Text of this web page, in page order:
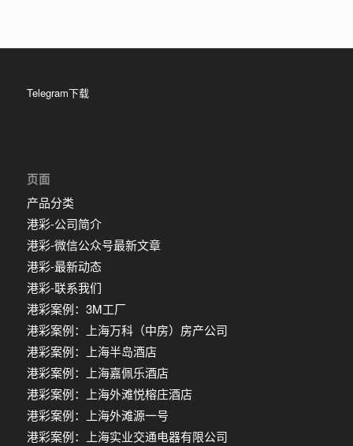
Telegram下载
页面
产品分类
港彩-公司简介
港彩-微信公众号最新文章
港彩-最新动态
港彩-联系我们
港彩案例：3M工厂
港彩案例：上海万科（中房）房产公司
港彩案例：上海半岛酒店
港彩案例：上海嘉佩乐酒店
港彩案例：上海外滩悦榕庄酒店
港彩案例：上海外滩源一号
港彩案例：上海实业交通电器有限公司